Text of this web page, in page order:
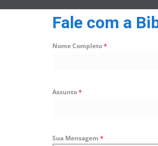
Fale com a
Nome Completo*
Assunto*
Sua Mensagem *